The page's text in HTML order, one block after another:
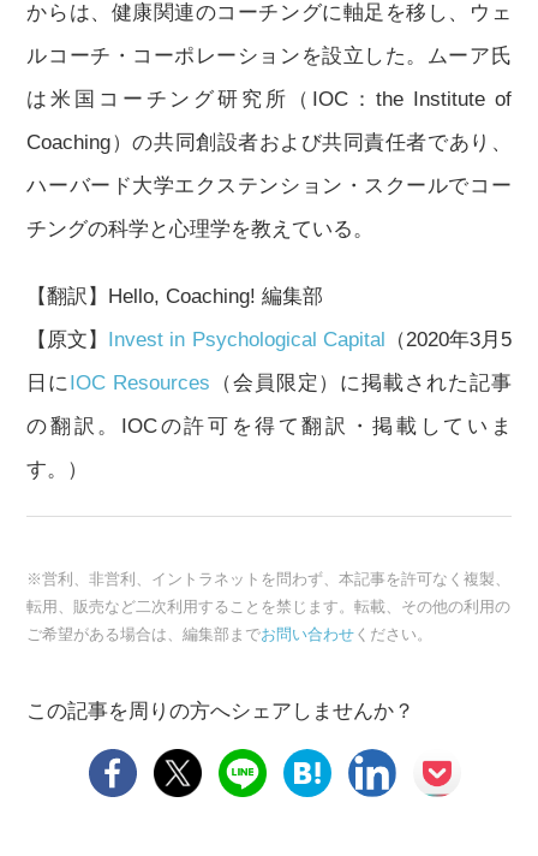
からは、健康関連のコーチングに軸足を移し、ウェ
ルコーチ・コーポレーションを設立した。ムーア氏
は米国コーチング研究所（IOC：the Institute of
Coaching）の共同創設者および共同責任者であり、
ハーバード大学エクステンション・スクールでコー
チングの科学と心理学を教えている。
【翻訳】Hello, Coaching! 編集部
【原文】 Invest in Psychological Capital （2020年3月5
日にIOC Resources （会員限定）に掲載された記事
の翻訳。IOCの許可を得て翻訳・掲載していま
す。）
※営利、非営利、イントラネットを問わず、本記事を許可なく複製、
転用、販売など二次利用することを禁じます。転載、その他の利用の
ご希望がある場合は、編集部までお問い合わせ ください。
この記事を周りの方へシェアしませんか？